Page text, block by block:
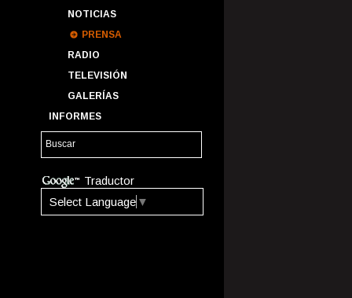
NOTICIAS
PRENSA
RADIO
TELEVISIÓN
GALERÍAS
INFORMES
Traductor
Select Language ▼